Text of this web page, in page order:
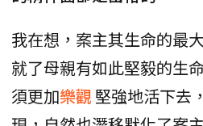
我在想，案主其生命的最
就了母親有如此堅毅的生
須更加樂觀 堅強地活下去